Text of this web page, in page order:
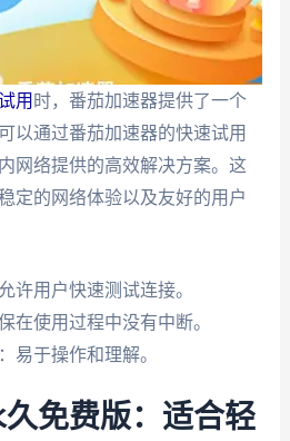
用 时，番茄加速器提供了一个
以通过番茄加速器的快速试用
网络提供的高效解决方案。这
定的网络体验以及友好的用户
许用户快速测试连接。
在使用过程中没有中断。
易于操作和理解。
免费版：适合轻